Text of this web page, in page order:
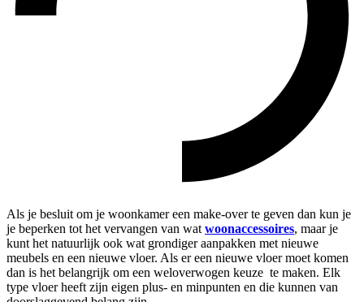
Als je besluit om je woonkamer een make-over te geven dan kun je
je beperken tot het vervangen van wat woonaccessoires, maar je
kunt het natuurlijk ook wat grondiger aanpakken met nieuwe
meubels en een nieuwe vloer. Als er een nieuwe vloer moet komen
dan is het belangrijk om een weloverwogen keuze te maken. Elk
type vloer heeft zijn eigen plus- en minpunten en die kunnen van